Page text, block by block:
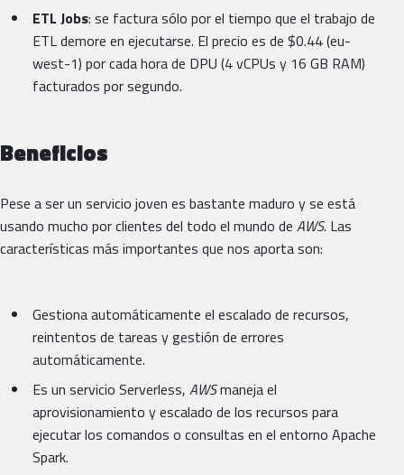
ETL Jobs: se factura sólo por el tiempo que el trabajo de
ETL demore en ejecutarse. El precio es de $0.44 (eu-
west-1) por cada hora de DPU (4 vCPUs y 16 GB RAM)
facturados por segundo.
Beneficios
Pese a ser un servicio joven es bastante maduro y se está
usando mucho por clientes del todo el mundo de AWS. Las
características más importantes que nos aporta son:
Gestiona automáticamente el escalado de recursos,
reintentos de tareas y gestión de errores
automáticamente.
Es un servicio Serverless, AWSmaneja el
aprovisionamiento y escalado de los recursos para
ejecutar los comandos o consultas en el entorno Apache
Spark.